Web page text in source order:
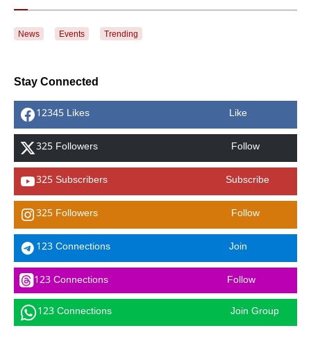
News Events Trending
Stay Connected
12345 Likes Like
325 Followers Follow
325 Subscribers Subscribe
325 Followers Follow
123 Connections Join
123 Connections Follow
123 Connections Join Group